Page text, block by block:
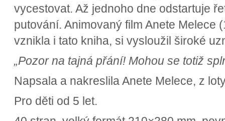
vycestovat. Až jednoho dne odstartuje
putování. Animovaný film Anete Melece
vznikla i tato kniha, si vysloužil široké
„Pozor na tajná přání! Mohou se totiž
Napsala a nakreslila Anete Melece, z
Pro děti od 5 let.